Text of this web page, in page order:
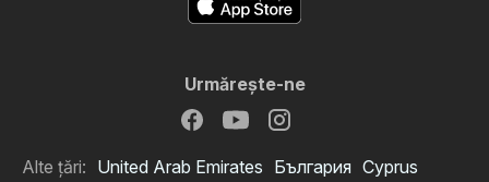
Urmăreşte-ne
Alte țări: United Arab Emirates България Cyprus